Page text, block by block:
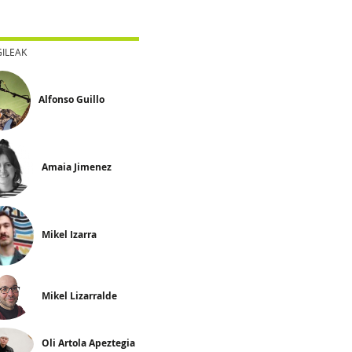
Alfonso Guillo
Amaia Jimenez
Mikel Izarra
Mikel Lizarralde
Oli Artola Apeztegia